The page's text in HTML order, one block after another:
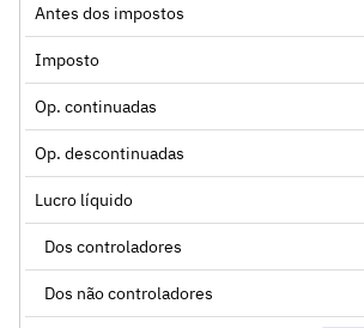
Antes dos impostos
Imposto
Op. continuadas
Op. descontinuadas
Lucro líquido
Dos controladores
Dos não controladores